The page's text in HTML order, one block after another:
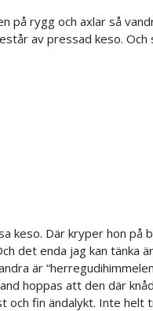
på rygg och axlar så
av pressad keso.
keso. Där kryper hon på
det enda jag kan tänka
är
hoppas att den där
och fin ändalykt. Inte